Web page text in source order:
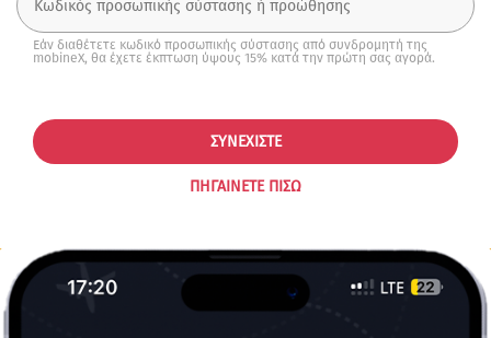
Εάν διαθέτετε κωδικό προσωπικής σύστασης από συνδρομητή της
mobineX, θα έχετε έκπτωση ύψους 15% κατά την πρώτη σας αγορά.
ΠΗΓΑΊΝΕΤΕ ΠΊΣΩ
ΣΥΝΕΧΊΣΤΕ